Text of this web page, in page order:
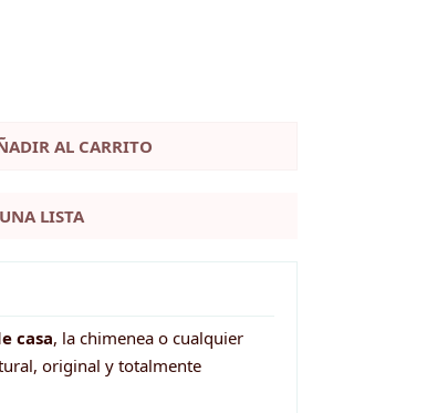
AL CARRITO
LISTA
casa, la chimenea o cualquier
original y totalmente